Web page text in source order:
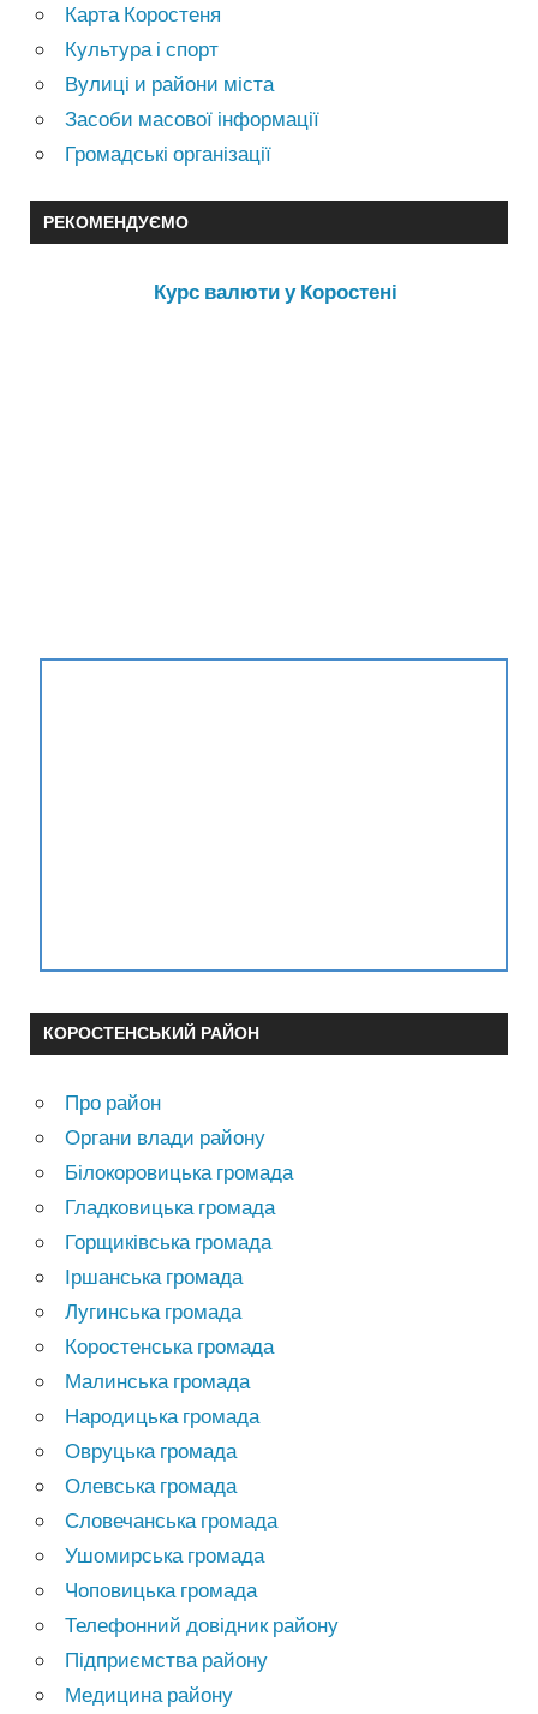
Карта Коростеня
Культура і спорт
Вулиці и райони міста
Засоби масової інформації
Громадські організації
РЕКОМЕНДУЄМО
Курс валюти у Коростені
КОРОСТЕНСЬКИЙ РАЙОН
Про район
Органи влади району
Білокоровицька громада
Гладковицька громада
Горщиківська громада
Іршанська громада
Лугинська громада
Коростенська громада
Малинська громада
Народицька громада
Овруцька громада
Олевська громада
Словечанська громада
Ушомирська громада
Чоповицька громада
Телефонний довідник району
Підприємства району
Медицина району